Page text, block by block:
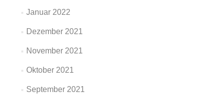
Januar 2022
Dezember 2021
November 2021
Oktober 2021
September 2021